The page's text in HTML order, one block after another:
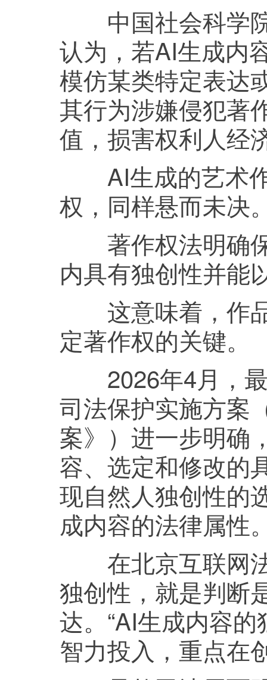
中国社会科学院
认为，若AI生成内
模仿某类特定表达
其行为涉嫌侵犯著
值‌，损害权利人经
AI生成的艺术作
权，同样悬而未决
著作权法明确保
内具有独创性并能
这意味着，作品
定著作权的关键。
2026年4月，最
司法保护实施方案
案》）进一步明确
容、选定和修改的
现自然人独创性的
成内容的法律属性
在北京互联网法
独创性，就是判断
达。“AI生成内容
智力投入，重点在